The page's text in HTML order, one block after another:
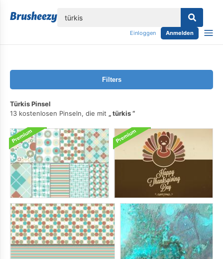
Einloggen Anmelden
Filters
Türkis Pinsel
13 kostenlosen Pinseln, die mit
türkis